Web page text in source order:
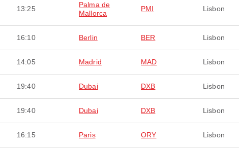
13:25
Palma de
Mallorca
PMI Lisbon
16:10 Berlin BER Lisbon
14:05 Madrid MAD Lisbon
19:40 Dubai DXB Lisbon
19:40 Dubai DXB Lisbon
16:15 Paris ORY Lisbon